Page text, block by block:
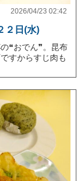
2026/04/23 02:42
２日(水)
❝おでん❞。昆布
すからすじ肉も